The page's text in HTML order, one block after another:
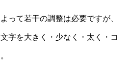
って若干の調整は必要ですが、
字を大きく・少なく・太く・コ